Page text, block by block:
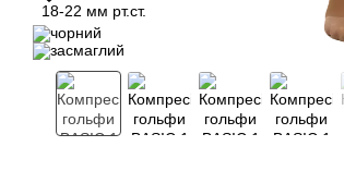
18-22 мм рт.ст.